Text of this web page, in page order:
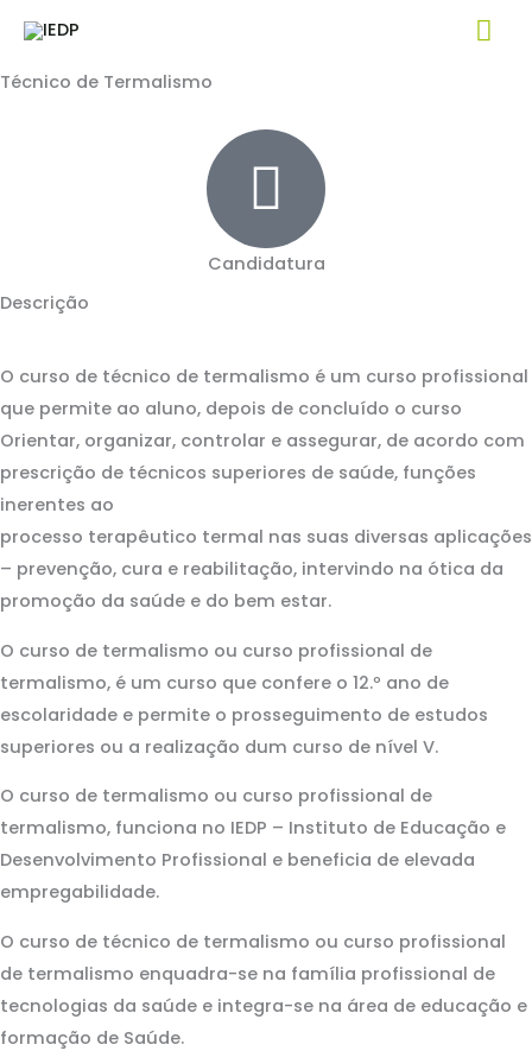
content
Curso Profissional
Técnico de Termalismo
Candidatura
Descrição
O curso de técnico de termalismo é um curso profissional
que permite ao aluno, depois de concluído o curso
Orientar, organizar, controlar e assegurar, de acordo com
prescrição de técnicos superiores de saúde, funções
inerentes ao
processo terapêutico termal nas suas diversas aplicações
– prevenção, cura e reabilitação, intervindo na ótica da
promoção da saúde e do bem estar.
O curso de termalismo ou curso profissional de
termalismo, é um curso que confere o 12.º ano de
escolaridade e permite o prosseguimento de estudos
superiores ou a realização dum curso de nível V.
O curso de termalismo ou curso profissional de
termalismo, funciona no IEDP – Instituto de Educação e
Desenvolvimento Profissional e beneficia de elevada
empregabilidade.
O curso de técnico de termalismo ou curso profissional
de termalismo enquadra-se na família profissional de
tecnologias da saúde e integra-se na área de educação e
formação de Saúde.